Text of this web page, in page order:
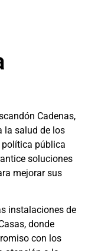
Cadenas,
la salud de los
política pública
soluciones
mejorar sus
instalaciones de
donde
con los